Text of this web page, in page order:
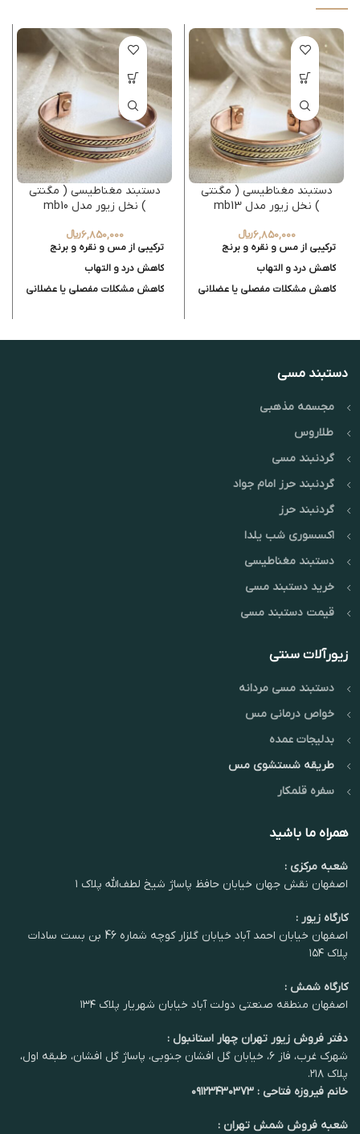
دستبند مغناطیسی ( مگنتی
) نخل زیور مدل mb13
6,850,000﷼
ترکیبی از مس و نقره و برنج
کاهش درد و التهاب
کاهش مشکلات مفصلی یا عضلانی
دستبند مغناطیسی ( مگنتی
) نخل زیور مدل mb10
6,850,000﷼
ترکیبی از مس و نقره و برنج
کاهش درد و التهاب
کاهش مشکلات مفصلی یا عضلانی
دستبند مسی
مجسمه مذهبی
طلاروس
گردنبند مسی
گردنبند حرز امام جواد
گردنبند حرز
اکسسوری شب یلدا
دستبند مغناطیسی
خرید دستبند مسی
قیمت دستبند مسی
زیورآلات سنتی
دستبند مسی مردانه
خواص درمانی مس
بدلیجات عمده
طریقه شستشوی مس
سفره قلمکار
همراه ما باشید
شعبه مرکزی :
اصفهان نقش جهان خیابان حافظ پاساژ شیخ لطف‌الله پلاک ۱
کارگاه زیور :
اصفهان خیابان احمد آباد خیابان گلزار کوچه شماره 46 بن بست سادات
پلاک ۱۵۴
کارگاه شمش :
اصفهان منطقه صنعتی دولت آباد خیابان شهریار پلاک ۱۳۴
دفتر فروش زیور تهران چهار استانبول :
شهرک غرب، فاز ۶، خیابان گل افشان جنوبی، پاساژ گل افشان، طبقه اول،
پلاک ۲۱۸.
خانم فیروزه فتاحی : ۰۹۱۲۳۴۳۰۳۷۳
شعبه فروش شمش تهران :